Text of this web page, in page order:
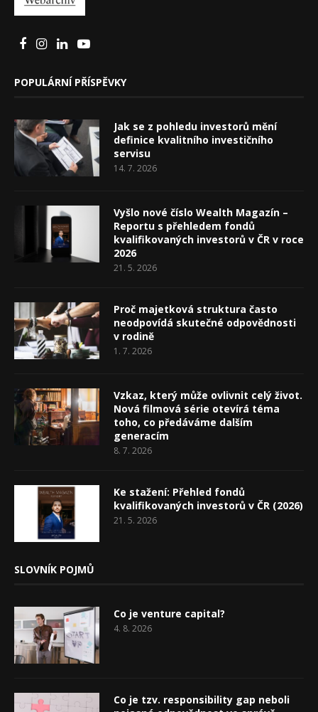
POPULÁRNÍ PŘÍSPĚVKY
Jak se z pohledu investorů mění
definice kvalitního investičního
servisu
14. 7. 2026
Vyšlo nové číslo Wealth Magazín –
Reportu s přehledem fondů
kvalifikovaných investorů v ČR v roce
2026
21. 5. 2026
Proč majetková struktura často
neodpovídá skutečné odpovědnosti
v rodině
1. 7. 2026
Vzkaz, který může ovlivnit celý život.
Nová filmová série otevírá téma
toho, co předáváme dalším
generacím
8. 7. 2026
Ke stažení: Přehled fondů
kvalifikovaných investorů v ČR (2026)
21. 5. 2026
SLOVNÍK POJMŮ
Co je venture capital?
4. 8. 2026
Co je tzv. responsibility gap neboli